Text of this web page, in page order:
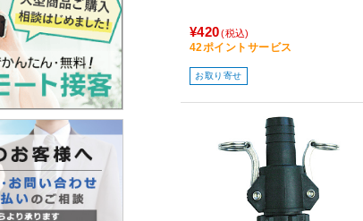
¥420 (税込)
42ポイントサービス
お取り寄せ